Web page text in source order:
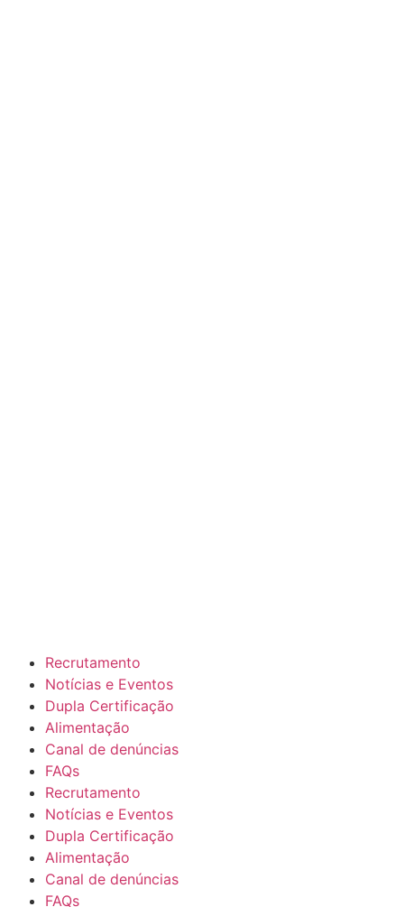
Recrutamento
Notícias e Eventos
Dupla Certificação
Alimentação
Canal de denúncias
FAQs
Recrutamento
Notícias e Eventos
Dupla Certificação
Alimentação
Canal de denúncias
FAQs